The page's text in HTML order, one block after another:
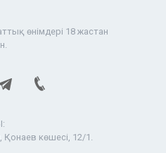
өнімдері 18 жастан
Қонаев көшесі, 12/1.